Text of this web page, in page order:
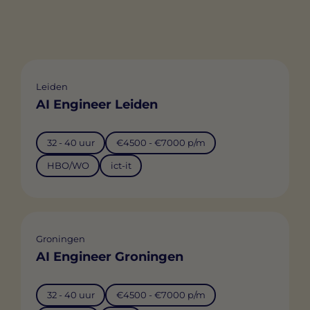
Leiden
AI Engineer Leiden
32 - 40 uur €4500 - €7000 p/m
HBO/WO ict-it
Groningen
AI Engineer Groningen
32 - 40 uur €4500 - €7000 p/m